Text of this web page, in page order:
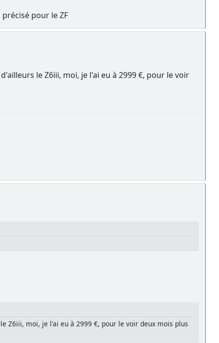
pour le ZF
le Z6iii, moi, je l'ai eu à 2999 €, pour le voir
Z6iii, moi, je l'ai eu à 2999 €, pour le voir deux mois plus